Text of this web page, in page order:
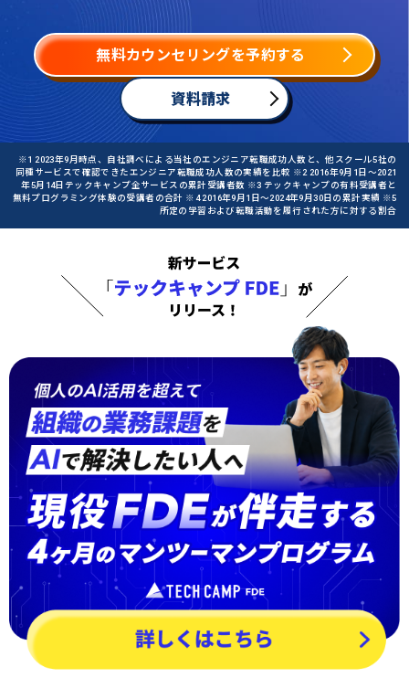
無料カウンセリングを予約する
資料請求
※1 2023年9月時点、自社調べによる当社のエンジニア転職成功人数と、他スクール5社の
同種サービスで確認できたエンジニア転職成功人数の実績を比較 ※2 2016年9月1日〜2021
年5月14日テックキャンプ全サービスの累計受講者数 ※3 テックキャンプの有料受講者と
無料プログラミング体験の受講者の合計 ※4 2016年9月1日〜2024年9月30日の累計実績 ※5
所定の学習および転職活動を履行された方に対する割合